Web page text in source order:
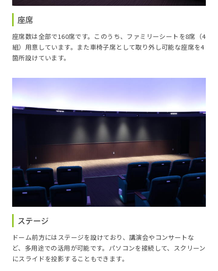
座席
座席数は全部で160席です。このうち、ファミリーシートを8席（4
組）用意しています。また車椅子席として取り外し可能な座席を4
箇所設けています。
ステージ
ドーム前方にはステージを設けており、講演会やコンサートな
ど、多用途での活用が可能です。パソコンを接続して、スクリーン
にスライドを投影することもできます。